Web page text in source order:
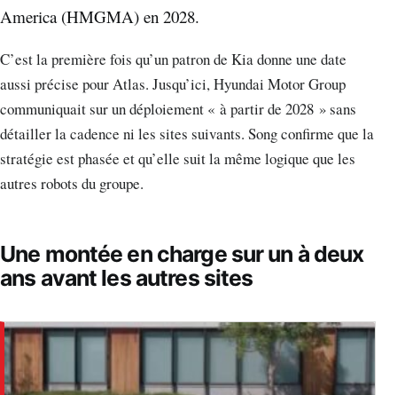
America (HMGMA) en 2028.
C’est la première fois qu’un patron de Kia donne une date
aussi précise pour Atlas. Jusqu’ici, Hyundai Motor Group
communiquait sur un déploiement « à partir de 2028 » sans
détailler la cadence ni les sites suivants. Song confirme que la
stratégie est phasée et qu’elle suit la même logique que les
autres robots du groupe.
Une montée en charge sur un à deux
ans avant les autres sites